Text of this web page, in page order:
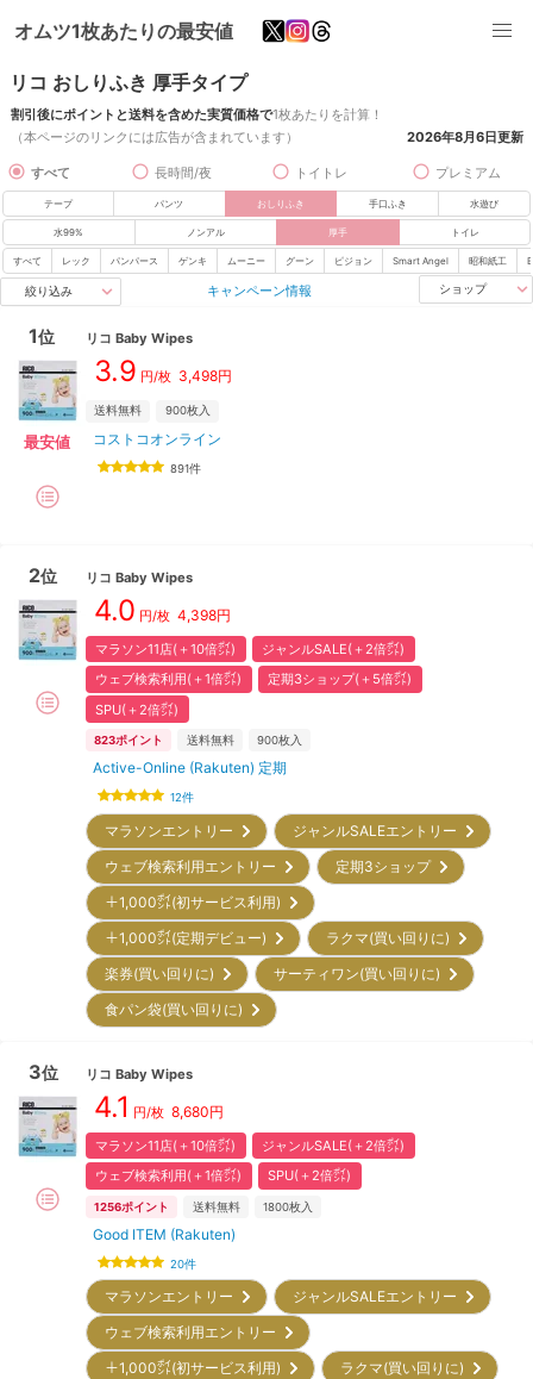
オムツ1枚あたりの最安値
リコ おしりふき 厚手タイプ
割引後にポイントと送料を含めた実質価格で1枚あたりを計算！
（本ページのリンクには広告が含まれています）
2026年8月6日更新
すべて 長時間/夜 トイトレ プレミアム
テープ パンツ おしりふき 手口ふき 水遊び
水99% ノンアル 厚手 トイレ
すべて レック パンパース ゲンキ ムーニー グーン ピジョン Smart Angel 昭和紙工
絞り込み キャンペーン情報 ショップ
1位
最安値
リコ Baby Wipes
3.9 円/枚 3,498円
送料無料 900枚入
コストコオンライン
891件
2位 リコ Baby Wipes
4.0 円/枚 4,398円
マラソン11店(＋10倍㌽)
ジャンルSALE(＋2倍㌽)
ウェブ検索利用(＋1倍㌽)
定期3ショップ(＋5倍㌽)
SPU(＋2倍㌽)
823ポイント 送料無料 900枚入
Active-Online (Rakuten) 定期
12件
マラソンエントリー
ジャンルSALEエントリー
ウェブ検索利用エントリー
定期3ショップ
＋1,000㌽(初サービス利用)
＋1,000㌽(定期デビュー)
ラクマ(買い回りに)
楽券(買い回りに)
サーティワン(買い回りに)
食パン袋(買い回りに)
3位 リコ Baby Wipes
4.1 円/枚 8,680円
マラソン11店(＋10倍㌽)
ジャンルSALE(＋2倍㌽)
ウェブ検索利用(＋1倍㌽)
SPU(＋2倍㌽)
1256ポイント 送料無料 1800枚入
Good ITEM (Rakuten)
20件
マラソンエントリー
ジャンルSALEエントリー
ウェブ検索利用エントリー
＋1,000㌽(初サービス利用)
ラクマ(買い回りに)